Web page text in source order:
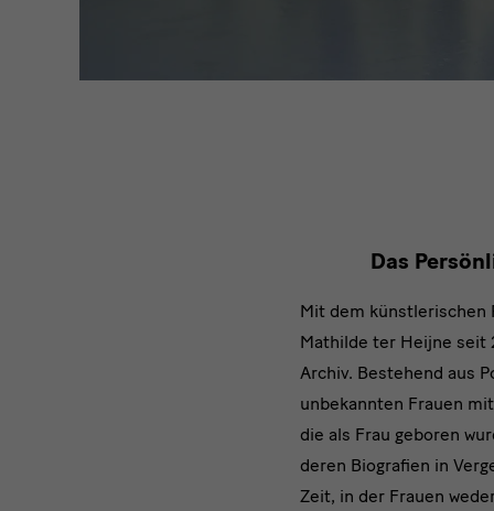
Das
Mit dem künstlerischen
Mathilde ter Heijne seit
Archiv. Bestehend aus
unbekannten Frauen
die als Frau geboren
deren Biografien in
Zeit, in der Frauen